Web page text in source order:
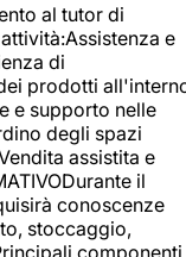
al tutor di
e
di
prodotti
e supporto nelle
degli spazi
assistita e
il
conoscenze
stoccaggio,
componenti